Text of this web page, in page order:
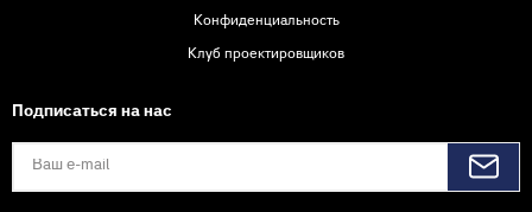
Конфиденциальность
Клуб проектировщиков
Подписаться на нас